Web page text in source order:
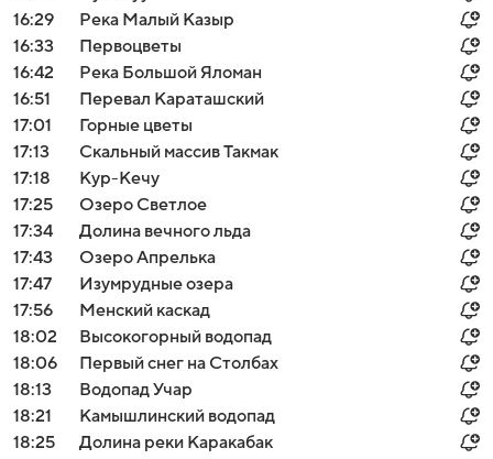
16:29
Река Малый Казыр
16:33
Первоцветы
16:42
Река Большой Яломан
16:51
Перевал Караташский
17:01
Горные цветы
17:13
Скальный массив Такмак
17:18
Кур-Кечу
17:25
Озеро Светлое
17:34
Долина вечного льда
17:43
Озеро Апрелька
17:47
Изумрудные озера
17:56
Менский каскад
18:02
Высокогорный водопад
18:06
Первый снег на Столбах
18:13
Водопад Учар
18:21
Камышлинский водопад
18:25
Долина реки Каракабак